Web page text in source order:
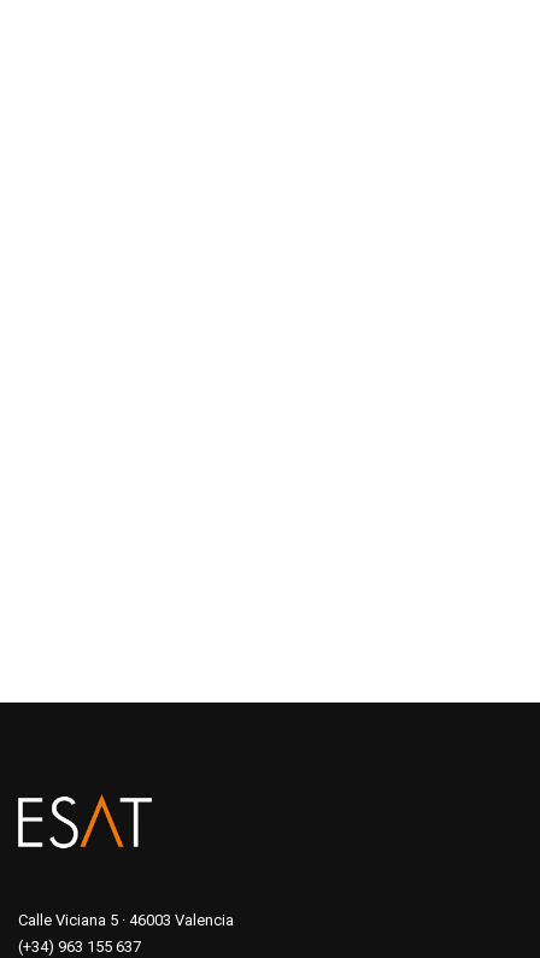
Calle Viciana 5 · 46003 Valencia
(+34) 963 155 637